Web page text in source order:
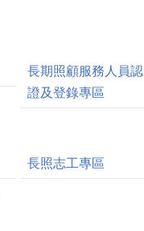
長期照顧服務人員認
證及登錄專區
長照志工專區